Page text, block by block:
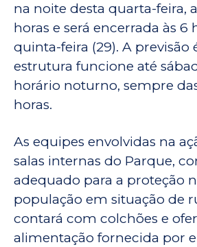
na noite desta quarta-feira,
horas e será encerrada às 6
quinta-feira (29). A previsão
estrutura funcione até
horário noturno, sempre
horas.
As equipes envolvidas na
salas internas do Parque,
adequado para a proteção
população em situação de
contará com colchões e
alimentação fornecida por